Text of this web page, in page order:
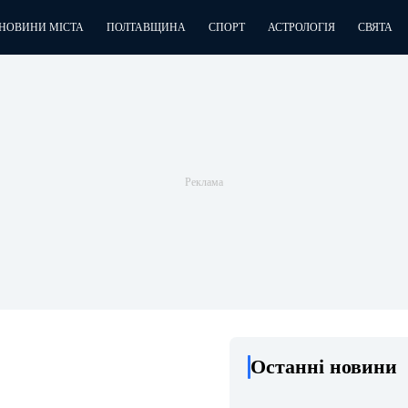
МІСТА ПОЛТАВЩИНА СПОРТ АСТРОЛОГІЯ СВЯТА
Останні новини